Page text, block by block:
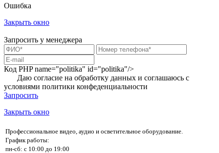
Ошибка
Закрыть окно
Запросить у менеджера
Код PHPname="politika" id="politika"/>
Даю согласие на обработку данных и соглашаюсь с
условиями политики конфеденциальности
Запросить
Закрыть окно
Профессиональное видео, аудио и осветительное оборудование.
График работы:
пн-сб: с 10:00 до 19:00